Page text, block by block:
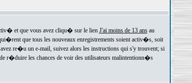
et que vous avez cliqu� sur le lien J'ai moins de 13 ansau
que tous les nouveaux enregistrements soient activ�s, soit
re�u un e-mail, suivez alors les instructions qui s'y trouvent; si
r�duire les chances de voir des utilisateurs malintentionn�s